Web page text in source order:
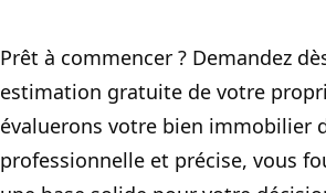
Prêt à commencer ? Demandez
estimation gratuite de votre
évaluerons votre bien immobilier
professionnelle et précise, vous